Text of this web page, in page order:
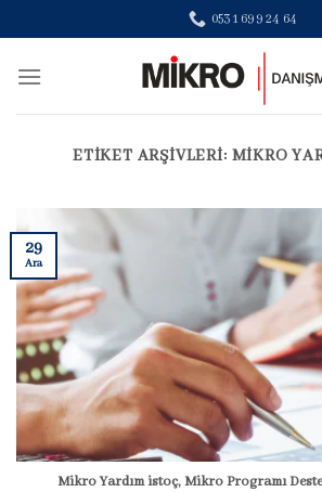
to
content
0531 699 24 64
ETIKET ARŞIVLERI: MIKRO
Mikro Yardım istoç, Mikro Programı
29
Ara